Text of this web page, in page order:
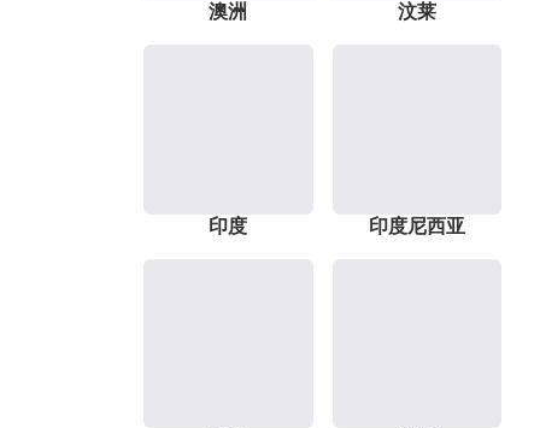
澳洲 汶莱
印度 印度尼西亚